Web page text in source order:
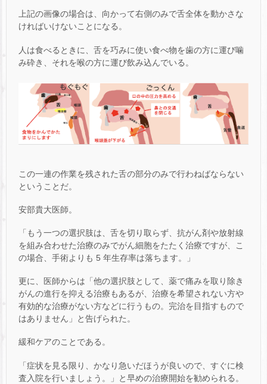
上記の画像の場合は、向かって右側のみで舌全体を動かさな
ければいけないことになる。
人は食べるときに、舌を巧みに使い食べ物を歯の方に運び噛
み砕き、それを喉の方に運び飲み込んでいる。
この一連の作業を残された舌の部分のみで行わねばならない
ということだ。
安部貴大医師。
「もう一つの選択肢は、舌を切り取らず、抗がん剤や放射線
を組み合わせた治療のみでがん細胞をたたく治療ですが、こ
の場合、手術よりも 5 年生存率は落ちます。」
更に、医師からは「他の選択肢として、薬で痛みを取り除き
がんの進行を抑える治療もあるが、治療を希望されない方や
有効的な治療がない方などに行うもの。完治を目指すもので
はありません」と告げられた。
緩和ケアのことである。
「症状を見る限り、かなり急いだほうが良いので、すぐに検
査入院を行いましょう。」と早めの治療開始を勧められる。